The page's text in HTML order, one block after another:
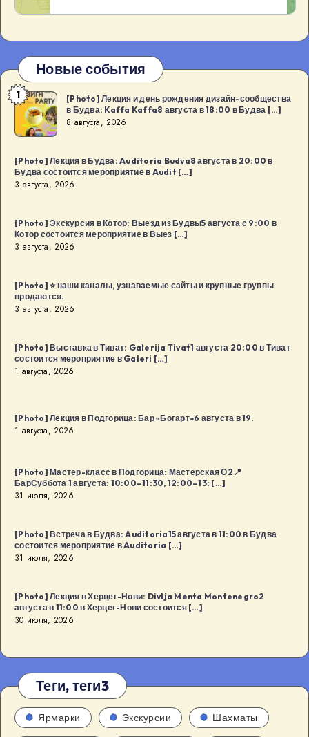
Новые события
[Photo]
Лекция
и
рождения
дизайн-
в
Будва:
Kaffa
августа
в
Будва
[…]
1
[Photo] Лекция и день рождения дизайн-сообщества
в Будва: Kaffa Kaffa8 августа в 18:00 в Будва […]
8 августа, 2026
[Photo] Лекция в Будва: Auditoria Budva8 августа в 20:00 в
Будва состоится мероприятие в Audit […]
3 августа, 2026
[Photo] Экскурсия в Котор: Выезд из Будвы5 августа с 9:00 в
Котор состоится мероприятие в Выез […]
3 августа, 2026
[Photo] ⭐️ наши каналы, узнаваемые сайты и крупные группы
продаются.
3 августа, 2026
[Photo] Выставка в Тиват: Galerija Tivat1 августа 20:00 в Тиват
состоится мероприятие в Galeri […]
1 августа, 2026
[Photo] Лекция в Подгорица: Бар «Богарт»6 августа в 19.
1 августа, 2026
[Photo] Мастер-класс в Подгорица: Мастерская О2📍
БарСуббота 1 августа: 10:00–11:30, 12:00–13: […]
31 июля, 2026
[Photo] Встреча в Будва: Auditoria15 августа в 11:00 в Будва
состоится мероприятие в Auditoria […]
31 июля, 2026
[Photo] Лекция в Херцег-Нови: Divlja Menta Montenegro2
августа в 11:00 в Херцег-Нови состоится […]
30 июля, 2026
Теги, теги3
Ярмарки Экскурсии Шахматы